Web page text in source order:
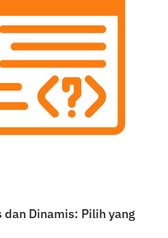
Dinamis: Pilih yang